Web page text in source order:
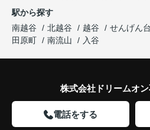
駅から探す
南越谷
北越谷 越谷 せんげん台
田原町
南流山 入谷
株式会社ドリームオ
電話をする